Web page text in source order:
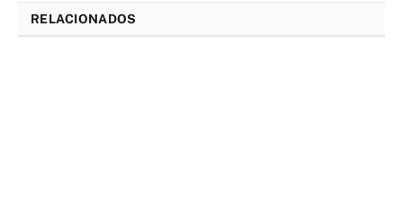
RELACIONADOS